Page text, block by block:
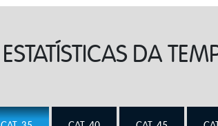
ESTATÍSTICAS DA